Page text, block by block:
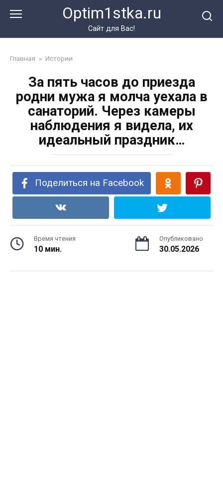
Optim1stka.ru
Сайт для Вас!
Главная » Истории
За пять часов до приезда
родни мужа я молча уехала в
санаторий. Через камеры
наблюдения я видела, их
идеальный праздник…
Поделиться на Facebook
Время чтения
10 мин.
Опубликовано
30.05.2026